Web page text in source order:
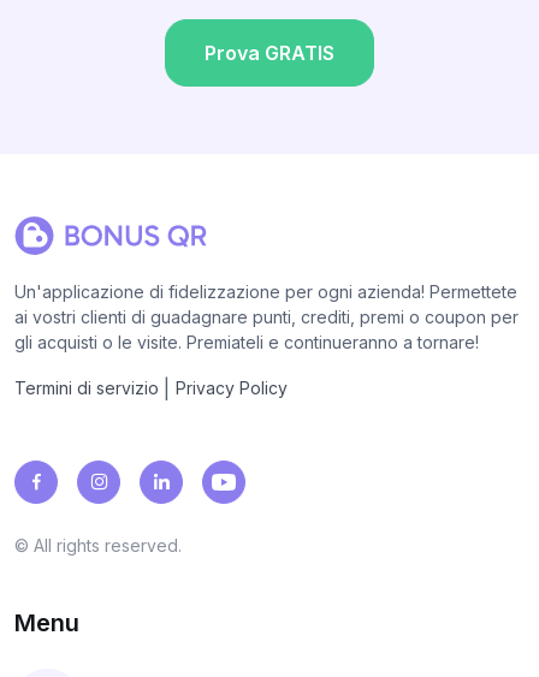
Prova GRATIS
Un'applicazione di fidelizzazione per ogni azienda! Permettete
ai vostri clienti di guadagnare punti, crediti, premi o coupon per
gli acquisti o le visite. Premiateli e continueranno a tornare!
Termini di servizio Privacy Policy
© All rights reserved.
Menu